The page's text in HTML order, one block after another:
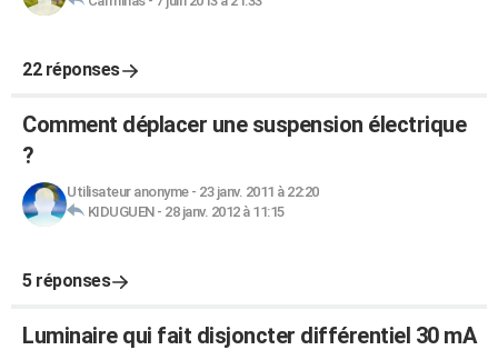
22 réponses
Comment déplacer une suspension électrique
?
Utilisateur anonyme- 23 janv. 2011 à 22:20
KIDUGUEN- 28 janv. 2012 à 11:15
5 réponses
Luminaire qui fait disjoncter différentiel 30 mA